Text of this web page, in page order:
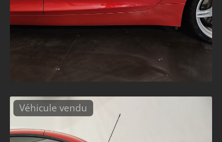
Véhicule vendu